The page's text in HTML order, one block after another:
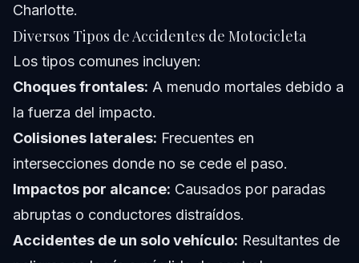
Charlotte.
Diversos Tipos de Accidentes de Motocicleta
Los tipos comunes incluyen:
Choques frontales: A menudo mortales debido a
la fuerza del impacto.
Colisiones laterales: Frecuentes en
intersecciones donde no se cede el paso.
Impactos por alcance: Causados por paradas
abruptas o conductores distraídos.
Accidentes de un solo vehículo: Resultantes de